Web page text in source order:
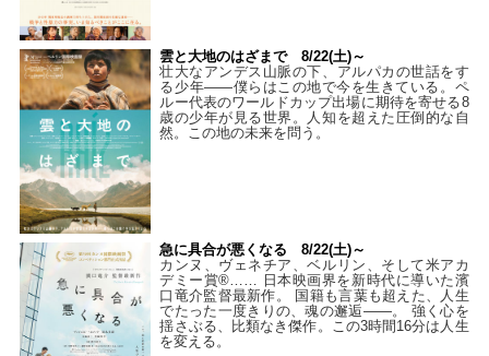
雲と大地のはざまで 8/22(土)～
壮大なアンデス山脈の下、アルパカの世話をす
る少年――僕らはこの地で今を生きている。ペ
ルー代表のワールドカップ出場に期待を寄せる8
歳の少年が見る世界。人知を超えた圧倒的な自
然。この地の未来を問う。
急に具合が悪くなる 8/22(土)～
カンヌ、ヴェネチア、ベルリン、そして米アカ
デミー賞®…… 日本映画界を新時代に導いた濱
口竜介監督最新作。 国籍も言葉も超えた、人生
でたった一度きりの、魂の邂逅――。 強く心を
揺さぶる、比類なき傑作。この3時間16分は人生
を変える。